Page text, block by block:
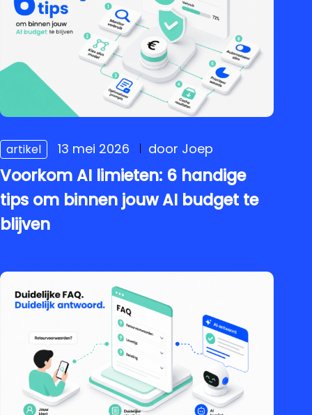
artikel 13 mei 2026 door Joep
Voorkom AI limieten: 6 handige
tips om binnen jouw AI budget te
blijven